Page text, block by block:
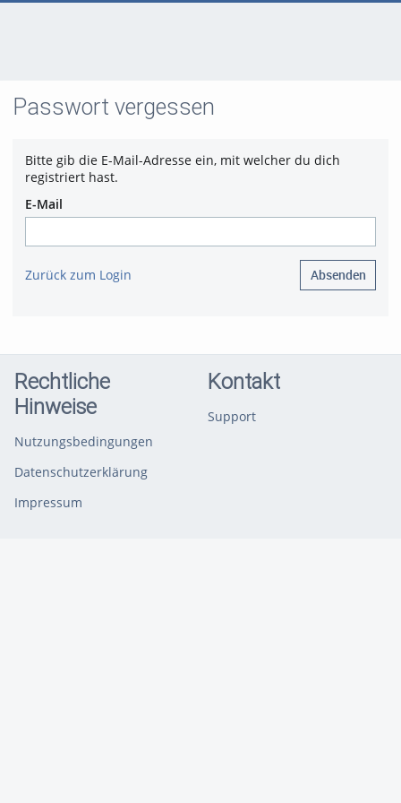
Passwort vergessen
Bitte gib die E-Mail-Adresse ein, mit welcher du dich
registriert hast.
E-Mail
Zurück zum Login Absenden
Rechtliche
Hinweise
Nutzungsbedingungen
Datenschutzerklärung
Impressum
Kontakt
Support